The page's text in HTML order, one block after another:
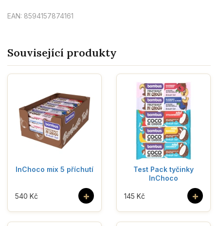
EAN: 8594157874161
Související produkty
InChoco mix 5 příchutí
+
540 Kč
Test Pack tyčinky
InChoco
+
145 Kč